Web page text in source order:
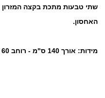
שתי טבעות מתכת בקצה המזרון
האחסון.
מידות: אורך 140 ס"מ - רוחב 60 ס"מ - עובי 1.5 ס"מ